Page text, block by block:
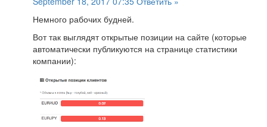
Немного рабочих будней.
Вот так выглядят открытые позиции на сайте (которые
автоматически публикуются на странице статистики
компании):